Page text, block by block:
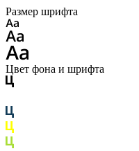
Размер шрифта
Цвет фона и шрифта